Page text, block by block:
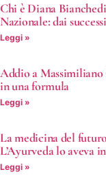
Chi è Diana
Nazionale: dai
Leggi »
Addio a
in una formula
Leggi »
La medicina del
L’Ayurveda lo aveva
Leggi »